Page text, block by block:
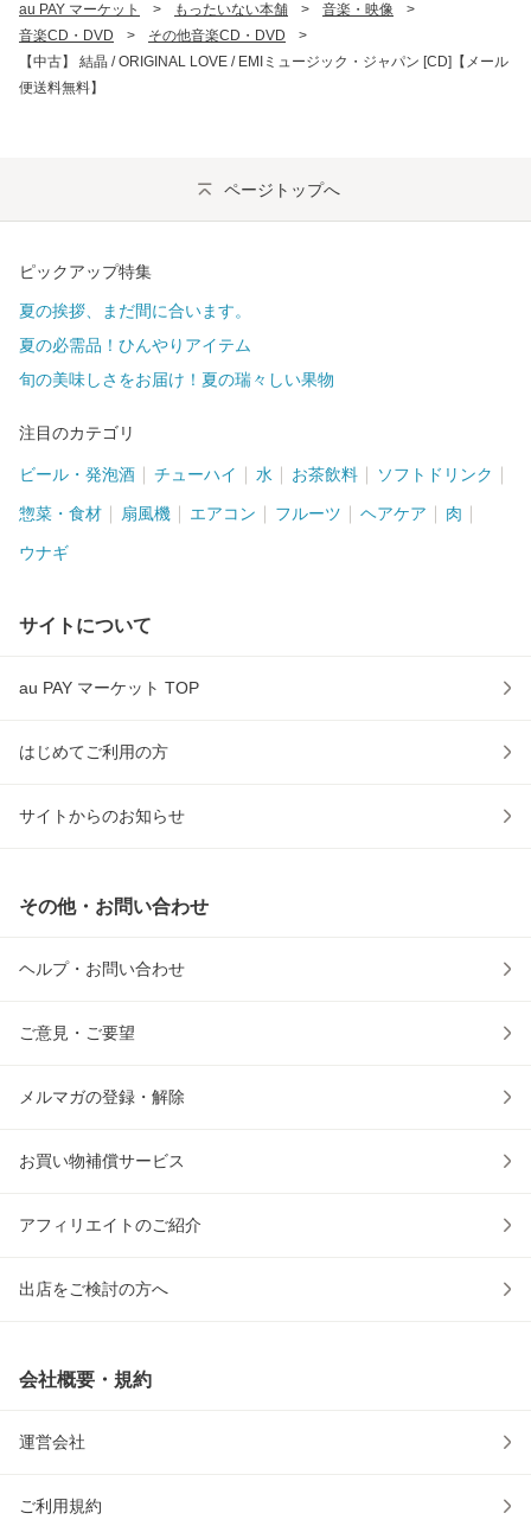
au PAY マーケット > もったいない本舗 > 音楽・映像
>
音楽CD・DVD
> その他音楽CD・DVD
>
【中古】 結晶 / ORIGINAL LOVE / EMIミュージック・ジャパン [CD]【メール
便送料無料】
ページトップへ
ピックアップ特集
夏の挨拶、まだ間に合います。
夏の必需品！ひんやりアイテム
旬の美味しさをお届け！夏の瑞々しい果物
注目のカテゴリ
ビール・発泡酒 チューハイ 水 お茶飲料 ソフトドリンク
惣菜・食材 扇風機 エアコン フルーツ ヘアケア 肉
ウナギ
サイトについて
au PAY マーケット TOP
はじめてご利用の方
サイトからのお知らせ
その他・お問い合わせ
ヘルプ・お問い合わせ
ご意見・ご要望
メルマガの登録・解除
お買い物補償サービス
アフィリエイトのご紹介
出店をご検討の方へ
会社概要・規約
運営会社
ご利用規約